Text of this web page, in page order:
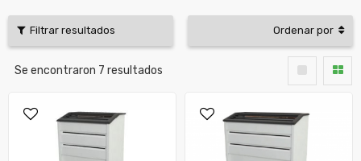
Filtrar resultados Ordenar por
Se encontraron 7 resultados